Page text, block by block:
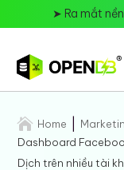
➤ Ra mắt
 Home
Dashboard
Dịch trên nhiều tài